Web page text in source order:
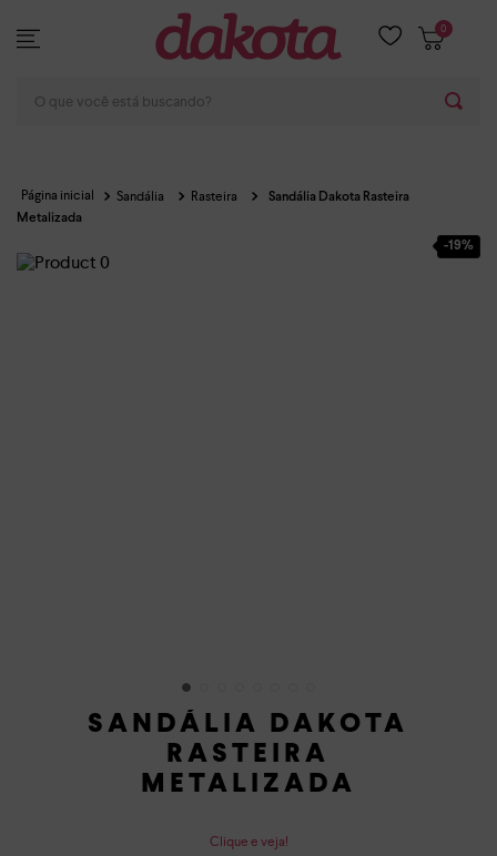
0
Sandália Rasteira
Sandália Dakota Rasteira
Metalizada
-19%
SANDÁLIA DAKOTA
RASTEIRA
METALIZADA
Clique e veja!